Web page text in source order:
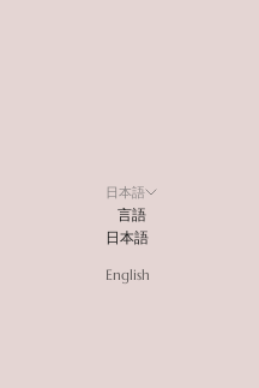
日本語
言語
日本語
English